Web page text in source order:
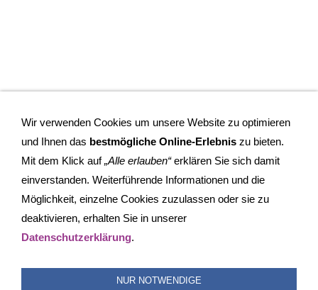
IMPRESSUM COOKIES
SUCHEN
Wir verwenden Cookies um unsere Website zu optimieren
und Ihnen das bestmögliche Online-Erlebnis zu bieten.
Mit dem Klick auf„Alle erlauben“erklären Sie sich damit
einverstanden. Weiterführende Informationen und die
Möglichkeit, einzelne Cookies zuzulassen oder sie zu
deaktivieren, erhalten Sie in unserer
Datenschutzerklärung.
NUR NOTWENDIGE